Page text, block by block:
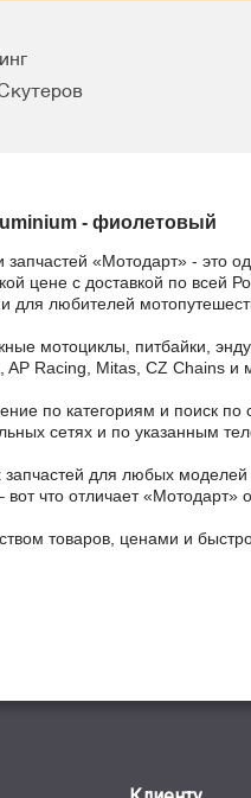
- фиолетовый
запчастей «Мотодарт» - это
цене с доставкой по всей
для любителей
мотоциклы, питбайки,
AP Racing, Mitas, CZ Chains и
по категориям и поиск
сетях и по указанным
для любых моделей
что отличает «Мотодарт»
товаров, ценами и